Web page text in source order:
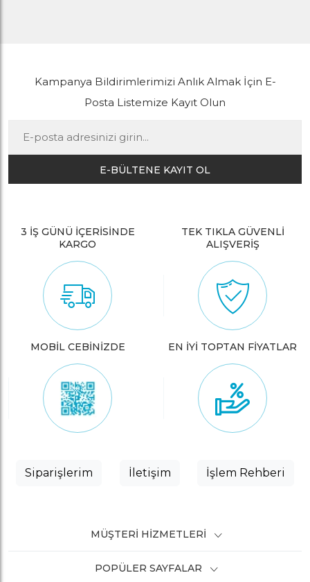
Kampanya Bildirimlerimizi Anlık Almak İçin E-
Posta Listemize Kayıt Olun
E-BÜLTENE KAYIT OL
3 İŞ GÜNÜ İÇERİSİNDE
KARGO
TEK TIKLA GÜVENLİ
ALIŞVERİŞ
MOBİL CEBİNİZDE EN İYİ TOPTAN FİYATLAR
Siparişlerim İletişim İşlem Rehberi
MÜŞTERI HIZMETLERI
POPÜLER SAYFALAR